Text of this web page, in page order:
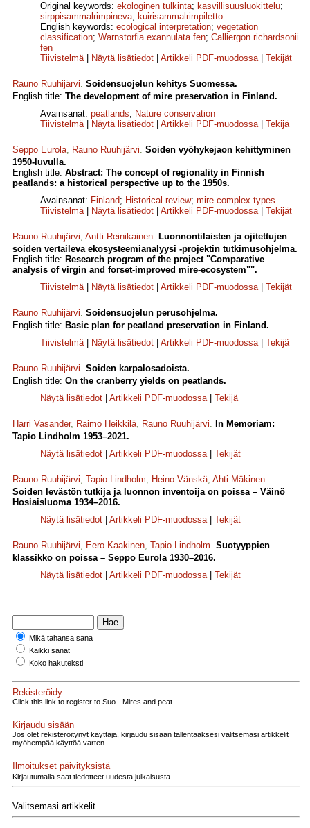
Original keywords: ekologinen tulkinta; kasvillisuusluokittelu;
sirppisammalrimpineva; kuirisammalrimpiletto
English keywords: ecological interpretation; vegetation
classification; Warnstorfia exannulata fen; Calliergon richardsonii
fen
Tiivistelmä| Näytä lisätiedot Artikkeli PDF-muodossa| Tekijät
Rauno Ruuhijärvi. Soidensuojelun kehitys Suomessa.
English title: The development of mire preservation in Finland.
Avainsanat: peatlands; Nature conservation
Tiivistelmä| Näytä lisätiedot Artikkeli PDF-muodossa| Tekijä
Seppo Eurola, Rauno Ruuhijärvi. Soiden vyöhykejaon kehittyminen
1950-luvulla.
English title: Abstract: The concept of regionality in Finnish
peatlands: a historical perspective up to the 1950s.
Avainsanat: Finland; Historical review; mire complex types
Tiivistelmä| Näytä lisätiedot Artikkeli PDF-muodossa| Tekijät
Rauno Ruuhijärvi, Antti Reinikainen. Luonnontilaisten ja ojitettujen
soiden vertaileva ekosysteemianalyysi -projektin tutkimusohjelma.
English title: Research program of the project "Comparative
analysis of virgin and forset-improved mire-ecosystem"".
Tiivistelmä| Näytä lisätiedot Artikkeli PDF-muodossa| Tekijät
Rauno Ruuhijärvi. Soidensuojelun perusohjelma.
English title: Basic plan for peatland preservation in Finland.
Tiivistelmä| Näytä lisätiedot Artikkeli PDF-muodossa| Tekijä
Rauno Ruuhijärvi. Soiden karpalosadoista.
English title: On the cranberry yields on peatlands.
Näytä lisätiedot
Artikkeli PDF-muodossa| Tekijä
Harri Vasander, Raimo Heikkilä, Rauno Ruuhijärvi. In Memoriam:
Tapio Lindholm 1953–2021.
Näytä lisätiedot
Artikkeli PDF-muodossa| Tekijät
Rauno Ruuhijärvi, Tapio Lindholm, Heino Vänskä, Ahti Mäkinen.
Soiden levästön tutkija ja luonnon inventoija on poissa – Väinö
Hosiaisluoma 1934–2016.
Näytä lisätiedot
Artikkeli PDF-muodossa| Tekijät
Rauno Ruuhijärvi, Eero Kaakinen, Tapio Lindholm. Suotyyppien
klassikko on poissa – Seppo Eurola 1930–2016.
Näytä lisätiedot
Artikkeli PDF-muodossa| Tekijät
Mikä tahansa sana
Kaikki sanat
Koko hakuteksti
Rekisteröidy
Click this link to register to Suo - Mires and peat.
Kirjaudu sisään
Jos olet rekisteröitynyt käyttäjä, kirjaudu sisään tallentaaksesi valitsemasi artikkelit
myöhempää käyttöä varten.
Ilmoitukset päivityksistä
Kirjautumalla saat tiedotteet uudesta julkaisusta
Valitsemasi artikkelit